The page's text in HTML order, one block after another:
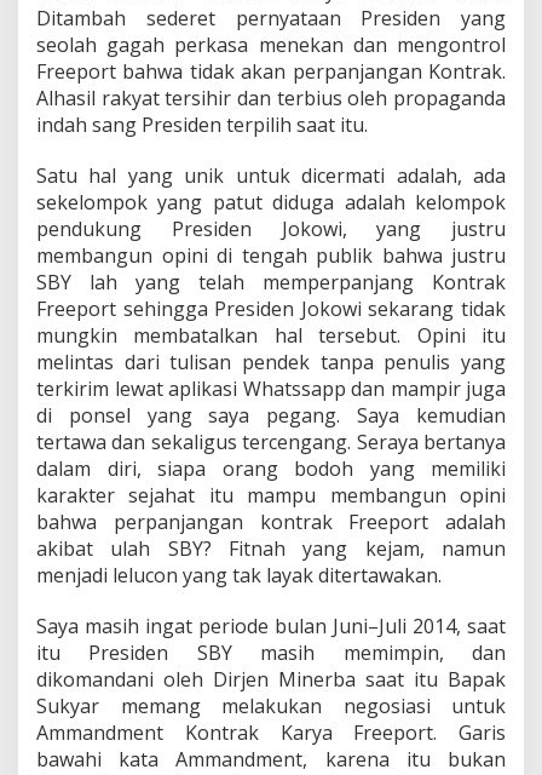
Ditambah sederet pernyataan Presiden yang
seolah gagah perkasa menekan dan mengontrol
Freeport bahwa tidak akan perpanjangan Kontrak.
Alhasil rakyat tersihir dan terbius oleh propaganda
indah sang Presiden terpilih saat itu.
Satu hal yang unik untuk dicermati adalah, ada
sekelompok yang patut diduga adalah kelompok
pendukung Presiden Jokowi, yang justru
membangun opini di tengah publik bahwa justru
SBY lah yang telah memperpanjang Kontrak
Freeport sehingga Presiden Jokowi sekarang tidak
mungkin membatalkan hal tersebut. Opini itu
melintas dari tulisan pendek tanpa penulis yang
terkirim lewat aplikasi Whatssapp dan mampir juga
di ponsel yang saya pegang. Saya kemudian
tertawa dan sekaligus tercengang. Seraya bertanya
dalam diri, siapa orang bodoh yang memiliki
karakter sejahat itu mampu membangun opini
bahwa perpanjangan kontrak Freeport adalah
akibat ulah SBY? Fitnah yang kejam, namun
menjadi lelucon yang tak layak ditertawakan.
Saya masih ingat periode bulan Juni–Juli 2014, saat
itu Presiden SBY masih memimpin, dan
dikomandani oleh Dirjen Minerba saat itu Bapak
Sukyar memang melakukan negosiasi untuk
Ammandment Kontrak Karya Freeport. Garis
bawahi kata Ammandment, karena itu bukan